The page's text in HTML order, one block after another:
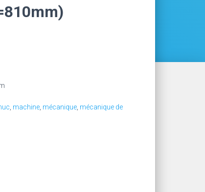
machine mécanique mécanique de